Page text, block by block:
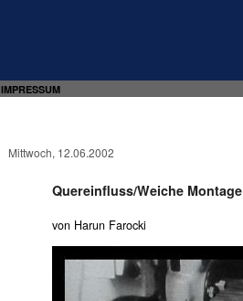
IMPRESSUM
Mittwoch, 12.06.2002
Quereinfluss/Weiche Montage
von Harun Farocki